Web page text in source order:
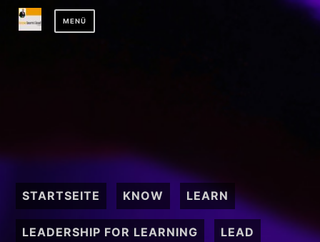
Zum
Inhalt
MENÜ
STARTSEITE KNOW LEARN
LEADERSHIP FOR LEARNING LEAD